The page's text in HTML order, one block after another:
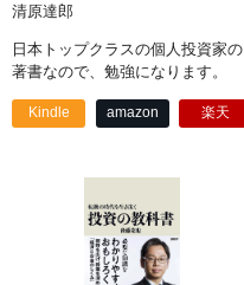
清原達郎
日本トップクラスの個人投資家の
著書なので、勉強になります。
Kindle amazon 楽天